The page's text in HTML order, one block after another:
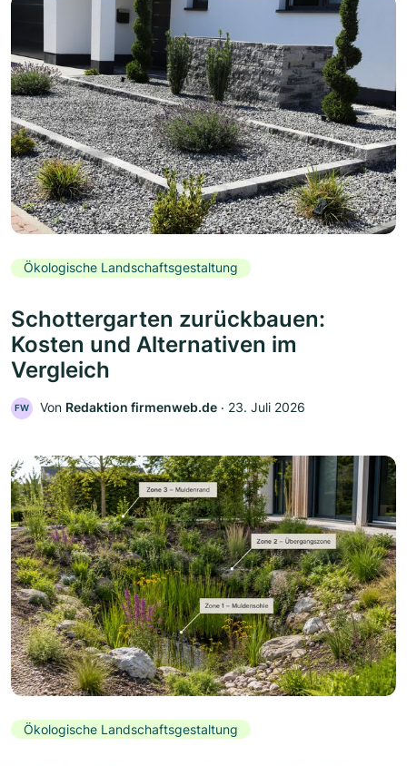
Ökologische Landschaftsgestaltung
Schottergarten zurückbauen:
Kosten und Alternativen im
Vergleich
FW Von Redaktion firmenweb.de ‧ 23. Juli 2026
Ökologische Landschaftsgestaltung